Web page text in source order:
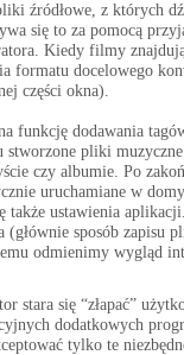
źródłowe, z których
się to za pomocą
Kiedy filmy
formatu docelowego
części okna).
funkcję dodawania
stworzone pliki
czy albumie. Po
uruchamiane w
także ustawienia
(głównie sposób zapisu
odmienimy wygląd
stara się “złapać”
dodatkowych
tylko te